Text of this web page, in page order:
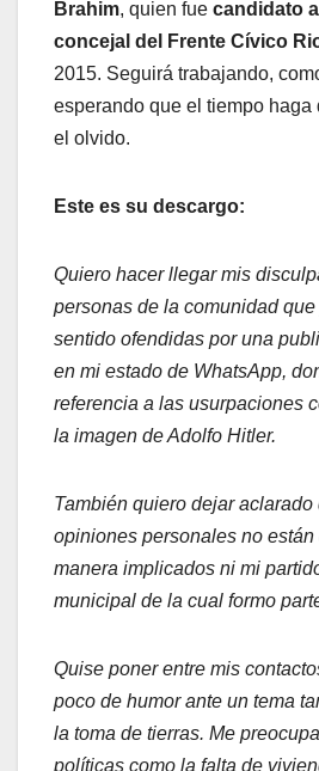
Brahim, quien fue candidato
concejal del Frente Cívico
2015. Seguirá trabajando,
esperando que el tiempo haga
el olvido.
Este es su descargo:
Quiero hacer llegar mis
personas de la comunidad
sentido ofendidas por una
en mi estado de WhatsApp,
referencia a las usurpaciones
la imagen de Adolfo Hitler.
También quiero dejar aclarado
opiniones personales no están
manera implicados ni mi
municipal de la cual formo
Quise poner entre mis
poco de humor ante un tema
la toma de tierras. Me
políticas como la falta de